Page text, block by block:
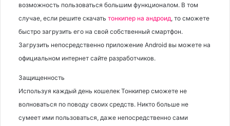
возможность пользоваться большим функционалом. В том
случае, если решите скачать тонкипер на андроид, то сможете
быстро загрузить его на свой собственный смартфон.
Загрузить непосредственно приложение Android вы можете на
официальном интернет сайте разработчиков.
Защищенность
Используя каждый день кошелек Тонкипер сможете не
волноваться по поводу своих средств. Никто больше не
сумеет ими пользоваться, даже непосредственно сами